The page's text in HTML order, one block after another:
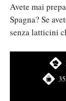
Avete mai
Spagna? Se
senza latticini